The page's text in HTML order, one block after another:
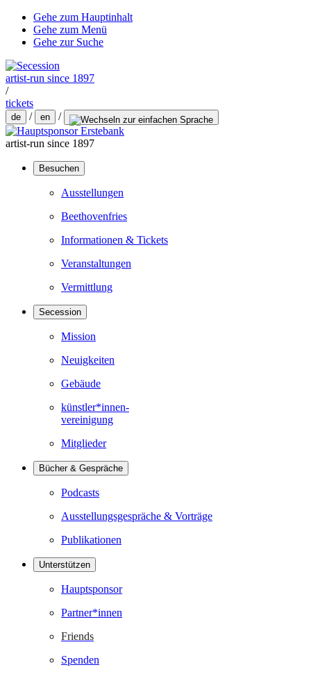
Gehe zum Hauptinhalt
Gehe zum Menü
Gehe zur Suche
artist-run since 1897
/
tickets
de / en /
artist-run since 1897
Besuchen
Ausstellungen
Beethovenfries
Informationen & Tickets
Veranstaltungen
Vermittlung
Secession
Mission
Neuigkeiten
Gebäude
künstler*innen-
vereinigung
Mitglieder
Bücher & Gespräche
Podcasts
Ausstellungsgespräche & Vorträge
Publikationen
Unterstützen
Hauptsponsor
Partner*innen
Friends
Spenden